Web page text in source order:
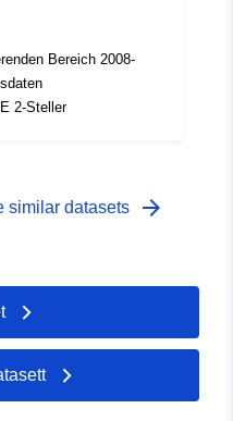
Bereich 2008-
2-Steller
similar datasets arrow_forward